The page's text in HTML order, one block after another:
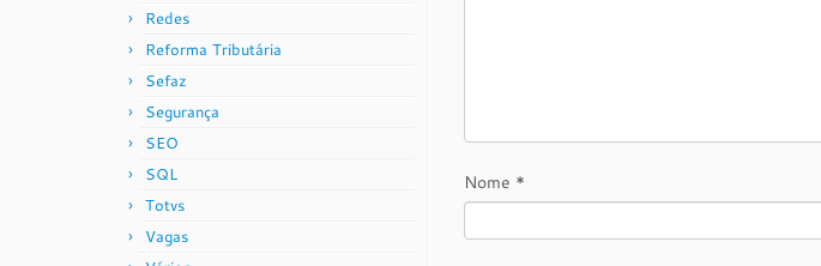
Redes
Reforma Tributária
Sefaz
Segurança
SEO
SQL
Totvs
Vagas
Nome *